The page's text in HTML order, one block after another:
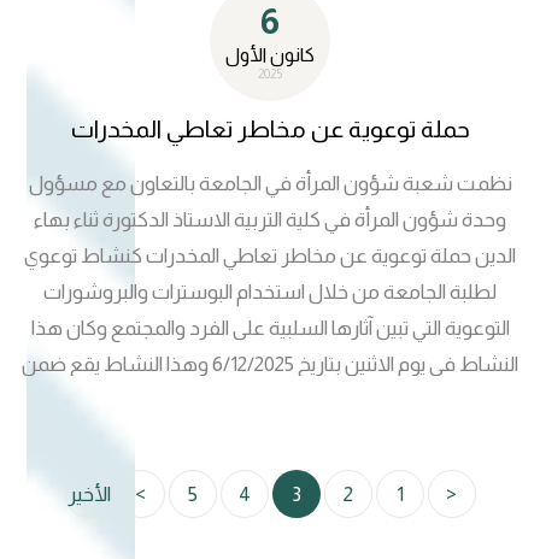
6
كانون الأول
2025
حملة توعوية عن مخاطر تعاطي المخدرات
نظمت شعبة شؤون المرأة في الجامعة بالتعاون مع مسؤول
وحدة شؤون المرأة في كلية التربية الاستاذ الدكتورة ثناء بهاء
الدين حملة توعوية عن مخاطر تعاطي المخدرات كنشاط توعوي
لطلبة الجامعة من خلال استخدام البوسترات والبروشورات
التوعوية التي تبين آثارها السلبية على الفرد والمجتمع وكان هذا
النشاط في يوم الاثنين بتاريخ 6/12/2025 وهذا النشاط يقع ضمن
<
1
2
3
4
5
> الأخير